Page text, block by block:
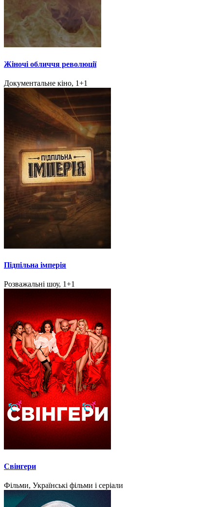
Жіночі обличчя революції
Документальне кіно, 1+1
Підпільна імперія
Розважальні шоу, 1+1
Свінгери
Фільми, Українські фільми і серіали